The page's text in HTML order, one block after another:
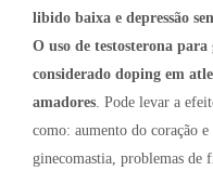
libido baixa e depressão
O uso de testosterona
considerado doping em
amadores. Pode levar a
como: aumento do coração
ginecomastia, problemas de